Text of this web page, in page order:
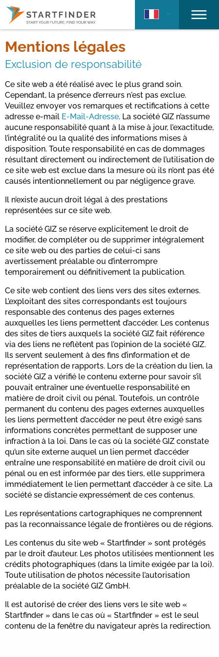
Mentions légales
Exclusion de responsabilité
Ce site web a été réalisé avec le plus grand soin.
Cependant, la présence d’erreurs n'est pas exclue.
Veuillez envoyer vos remarques et rectifications à cette
adresse e-mail E-Mail-Adresse. La société GIZ n’assume
aucune responsabilité quant à la mise à jour, l’exactitude,
l’intégralité ou la qualité des informations mises à
disposition. Toute responsabilité en cas de dommages
résultant directement ou indirectement de l’utilisation de
ce site web est exclue dans la mesure où ils n’ont pas été
causés intentionnellement ou par négligence grave.
Il n’existe aucun droit légal à des prestations
représentées sur ce site web.
La société GIZ se réserve explicitement le droit de
modifier, de compléter ou de supprimer intégralement
ce site web ou des parties de celui-ci sans
avertissement préalable ou d’interrompre
temporairement ou définitivement la publication.
Ce site web contient des liens vers des sites externes.
L’exploitant des sites correspondants est toujours
responsable des contenus des pages externes
auxquelles les liens permettent d’accéder. Les contenus
des sites de tiers auxquels la société GIZ fait référence
via des liens ne reflètent pas l’opinion de la société GIZ.
Ils servent seulement à des fins d’information et de
représentation de rapports. Lors de la création du lien, la
société GIZ a vérifié le contenu externe pour savoir s’il
pouvait entraîner une éventuelle responsabilité en
matière de droit civil ou pénal. Toutefois, un contrôle
permanent du contenu des pages externes auxquelles
les liens permettent d’accéder ne peut être exigé sans
informations concrètes permettant de supposer une
infraction à la loi. Dans le cas où la société GIZ constate
qu’un site externe auquel un lien permet d’accéder
entraîne une responsabilité en matière de droit civil ou
pénal ou en est informée par des tiers, elle supprimera
immédiatement le lien permettant d’accéder à ce site. La
société se distancie expressément de ces contenus.
Les représentations cartographiques ne comprennent
pas la reconnaissance légale de frontières ou de régions.
Les contenus du site web « Startfinder » sont protégés
par le droit d’auteur. Les photos utilisées mentionnent les
crédits photographiques (dans la limite exigée par la loi).
Toute utilisation de photos nécessite l’autorisation
préalable de la société GIZ GmbH.
Il est autorisé de créer des liens vers le site web «
Startfinder » dans le cas où « Startfinder » est le seul
contenu de la fenêtre du navigateur après la redirection.